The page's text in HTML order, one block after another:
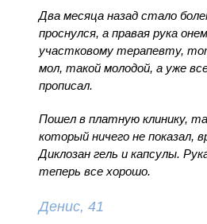
Два месяца назад стало
проснулся, а правая рука
участковому терапевту,
мол, такой молодой, а уже
прописал.
Пошел в платную клинику,
который ничего не показал,
Диклозан гель и капсулы.
теперь все хорошо.
Денис, 41